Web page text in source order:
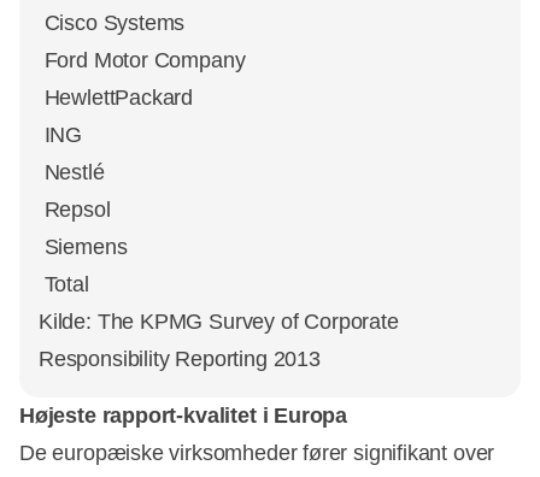
 Cisco Systems
 Ford Motor Company
 HewlettPackard
 ING
 Nestlé
 Repsol
 Siemens
 Total
Kilde: The KPMG Survey of Corporate
Responsibility Reporting 2013
Højeste rapport-kvalitet i Europa
De europæiske virksomheder fører signifikant over